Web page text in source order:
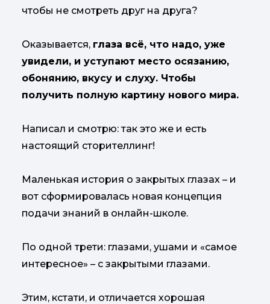
чтобы не смотреть друг на друга?
Оказывается, глаза всё, что надо, уже
увидели, и уступают место осязанию,
обонянию, вкусу и слуху. Чтобы
получить полную картину нового мира.
Написал и смотрю: так это же и есть
настоящий сторителлинг!
Маленькая история о закрытых глазах – и
вот сформировалась новая концепция
подачи знаний в онлайн-школе.
По одной трети: глазами, ушами и «самое
интересное» – с закрытыми глазами.
Этим, кстати, и отличается хорошая